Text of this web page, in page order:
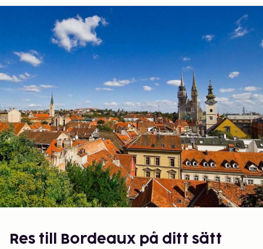
Res till Bordeaux på ditt sätt